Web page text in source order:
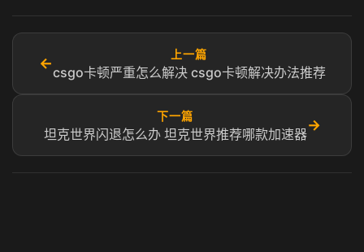
←
上一篇
csgo卡顿严重怎么解决 csgo卡顿解决办法推荐
下一篇
坦克世界闪退怎么办 坦克世界推荐哪款加速器
→